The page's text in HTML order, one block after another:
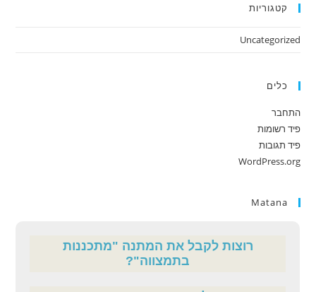
קטגוריות
Uncategorized
כלים
התחבר
פיד רשומות
פיד תגובות
WordPress.org
Matana